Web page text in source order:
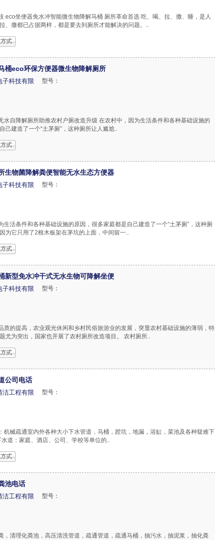
eco坐便器免水冲智能微生物降解马桶 厕所革命首选 吃、喝、拉、撒、睡，是人
、撒都已占据两样，都是要去到厕所才能解决的问题。..
桶eco环保方便器微生物降解厕所
子科技有限
型号：
水自降解厕所助推农村户厕改造升级 在农村中，因为生活条件和各种基础设施的
己建造了一个“土茅厕”，这种厕所让人尴尬..
生物菌降解粪便智能无水生态方便器
子科技有限
型号：
生活条件和各种基础设施的原因，很多家庭都是自己建造了一个“土茅厕”，这种厕
为它只用了2根木板架在茅坑的上面，中间留一..
新型免水冲干式无水生物可降解坐便
子科技有限
型号：
质的提高，农业观光休闲和乡村民俗旅游业的发展，突显农村基础设施的薄弱，特
尤为突出，国家也开展了农村厕所改造项目。 农村厕所..
公司电话
洁工程有限
型号：
机械疏通室内外各种大小下水管道，马桶，蹬坑，地漏，浴缸，菜池及各种疑难下
道：家庭、酒店、公司、学校等单位的..
池电话
洁工程有限
型号：
，清理化粪‌‌池，高压清洗管道，疏‌‌‌‌通管道，疏通马桶，抽污水，抽泥浆，抽化粪